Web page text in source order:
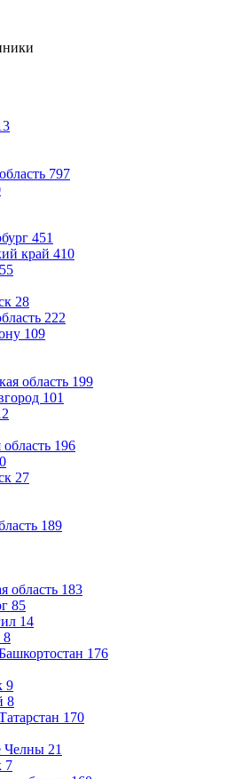
797
451
край 410
28
222
109
область 199
101
196
27
189
область 183
85
14
8
176
9
8
170
Челны 21
7